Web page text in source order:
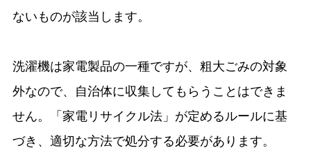
ないものが該当します。
洗濯機は家電製品の一種ですが、粗大ごみの対象
外なので、自治体に収集してもらうことはできま
せん。「家電リサイクル法」が定めるルールに基
づき、適切な方法で処分する必要があります。